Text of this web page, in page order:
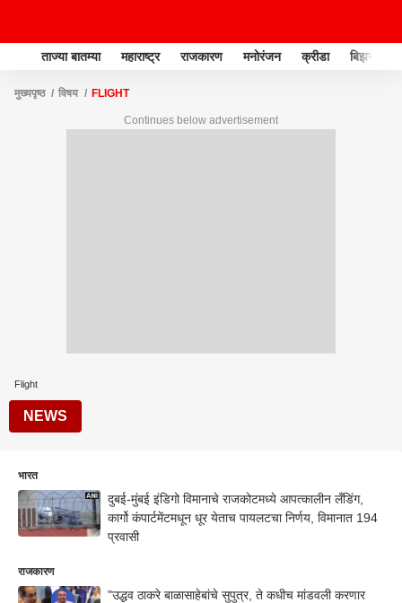
ताज्या बातम्या महाराष्ट्र राजकारण मनोरंजन क्रीडा बिझनेस
मुख्यपृष्ठ विषय FLIGHT
Continues below advertisement
Flight
NEWS
भारत
दुबई-मुंबई इंडिगो विमानाचे राजकोटमध्ये आपत्कालीन लँडिंग,
कार्गो कंपार्टमेंटमधून धूर येताच पायलटचा निर्णय, विमानात 194
प्रवासी
राजकारण
"उद्धव ठाकरे बाळासाहेबांचे सुपुत्र, ते कधीच मांडवली करणार